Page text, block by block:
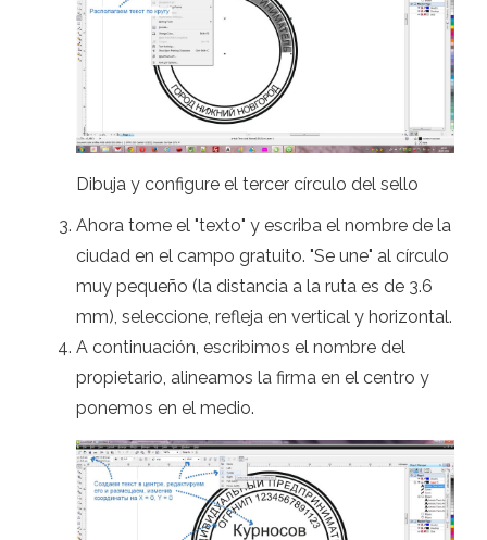
Dibuja y configure el tercer círculo del sello
Ahora tome el "texto" y escriba el nombre de la
ciudad en el campo gratuito. "Se une" al círculo
muy pequeño (la distancia a la ruta es de 3.6
mm), seleccione, refleja en vertical y horizontal.
A continuación, escribimos el nombre del
propietario, alineamos la firma en el centro y
ponemos en el medio.